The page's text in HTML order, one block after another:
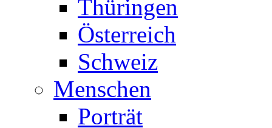
Thüringen
Österreich
Schweiz
Menschen
Porträt